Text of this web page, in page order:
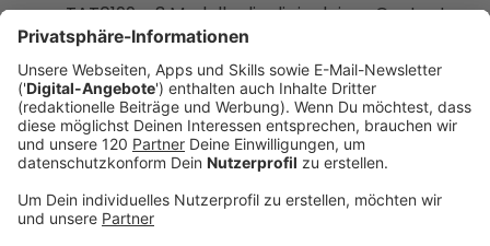
TAT0199 – 3 Modelle die dir in deiner Content
Strategie weiterhelfen
TAT0198 – So schnürst du Budgets für deine
Online Kampagnen
TAT0197 – Adobe Premiere Rush mein weapon
of choice für Webclips
TAT0196 – Felix Beilharz: „Der Satz: ‚Das geht
bei uns nicht‘ ist ein Zeichen mangelnder
Kreativität“